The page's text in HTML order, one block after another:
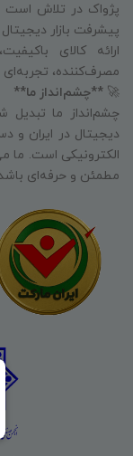
پژواک در تلاش است
پیشرفت بازار
ارائه کالای
مصرف‌کننده، تجربه‌ای
🚀 **چشم‌انداز ما**
چشم‌انداز ما تبدیل
دیجیتال در ایران و
الکترونیکی است. ما
مطمئن و حرفه‌ای